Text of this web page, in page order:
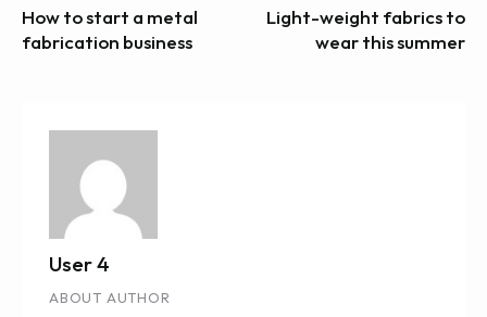
How to start a metal
fabrication business
Light-weight fabrics to
wear this summer
User 4
ABOUT AUTHOR